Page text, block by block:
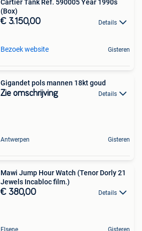
Cartier Tank Ref. 590005 Year 1990s
(Box)
€ 3.150,00 Details
Bezoek website Gisteren
Gigandet pols mannen 18kt goud
Zie omschrijving Details
Antwerpen Gisteren
Mawi Jump Hour Watch (Tenor Dorly 21
Jewels Incabloc film.)
€ 380,00 Details
Elsene Gisteren